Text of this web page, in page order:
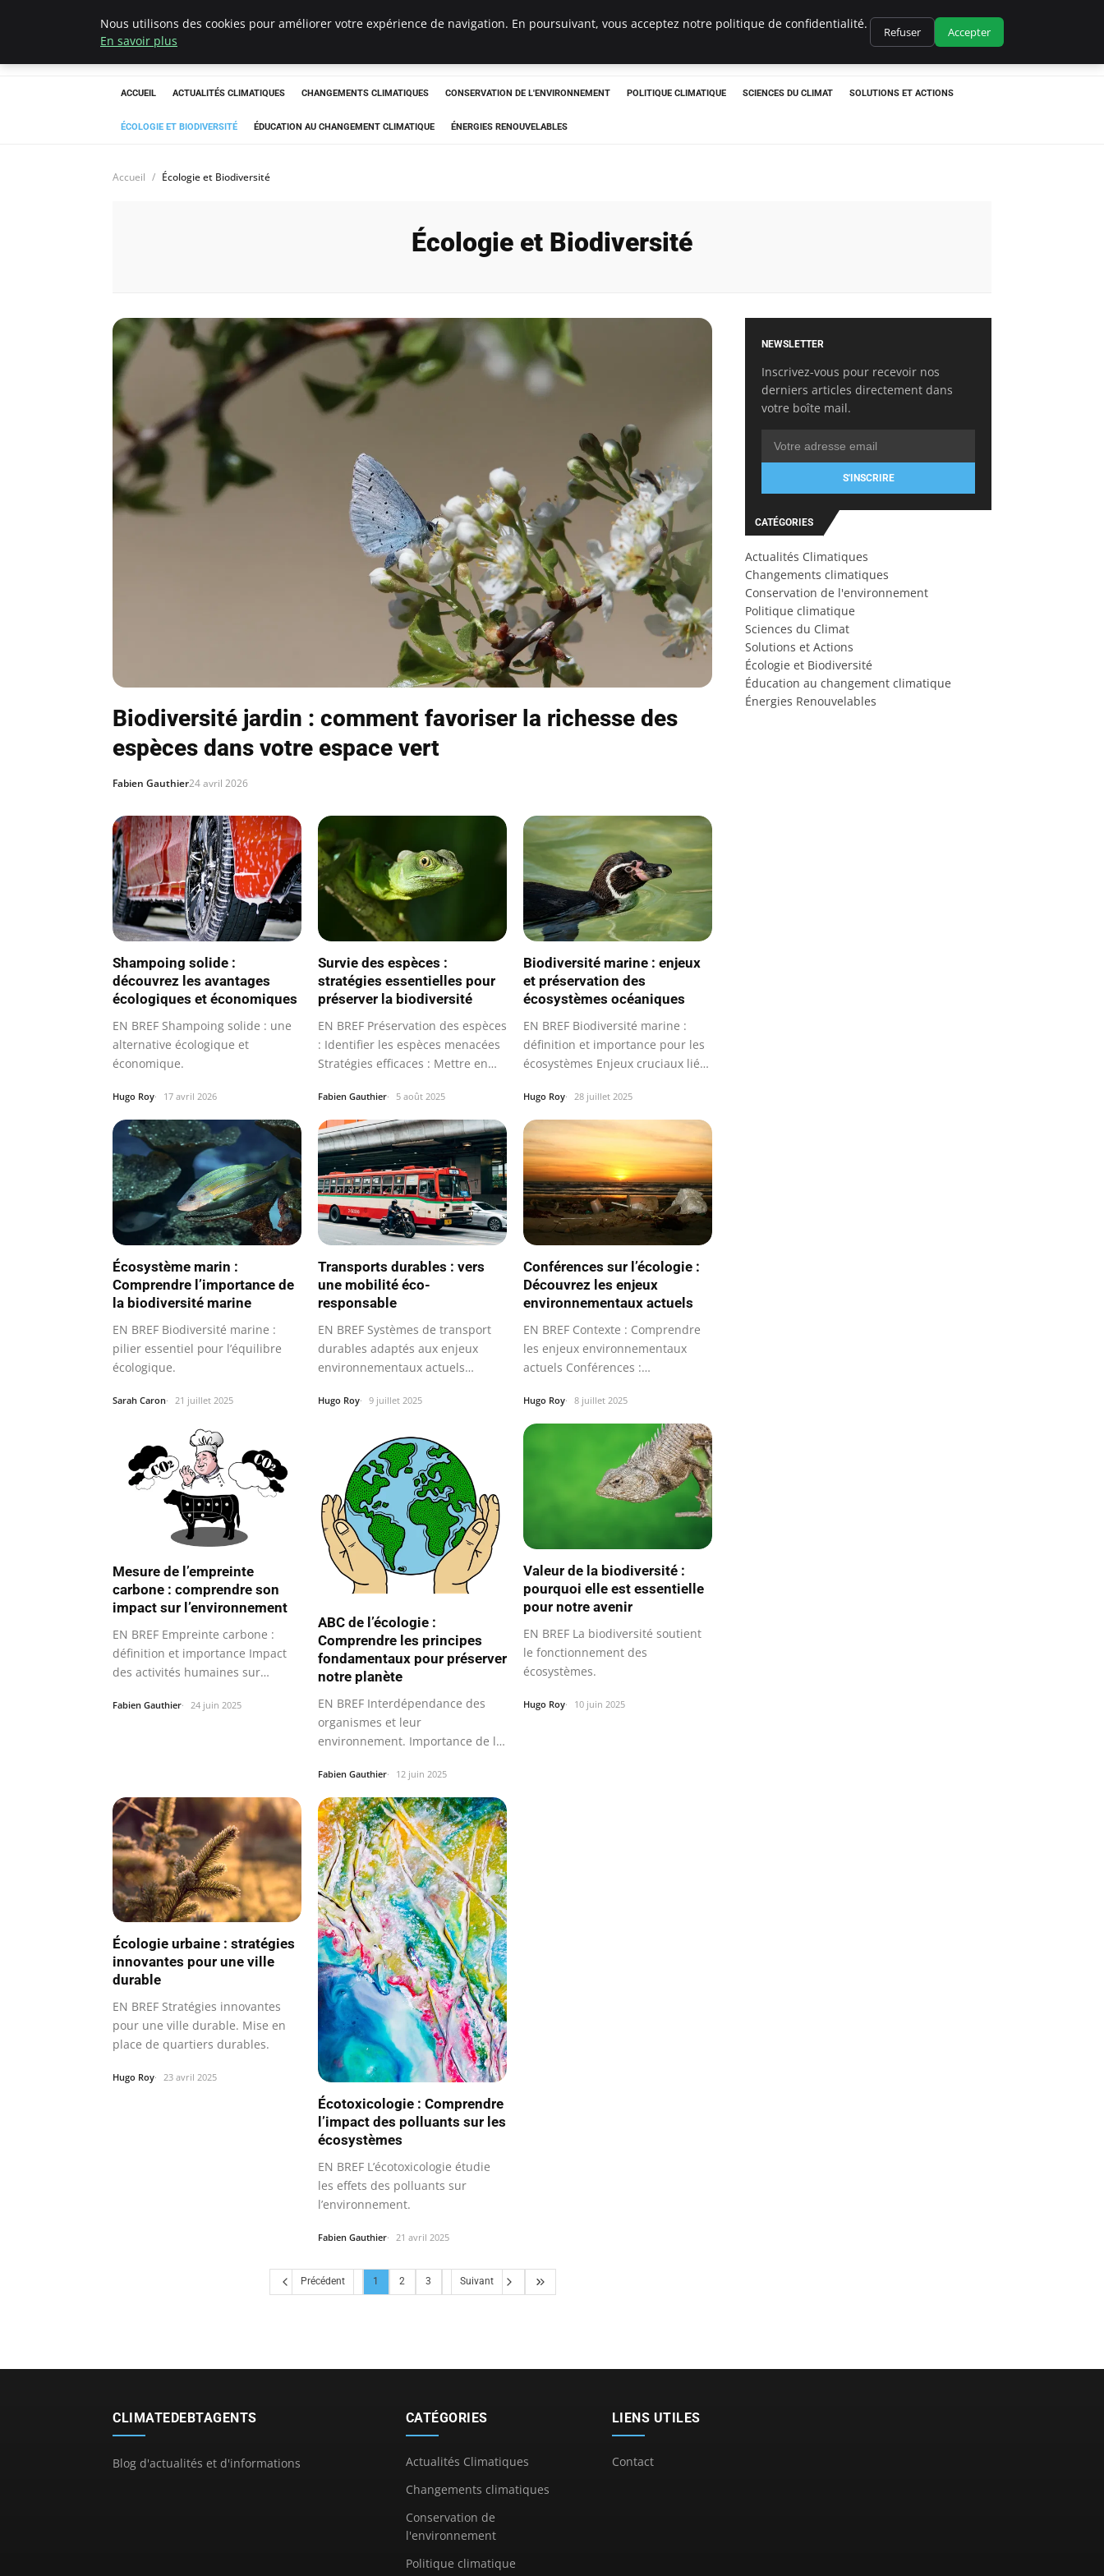
Climatedebtagents
ACCUEIL ACTUALITÉS CLIMATIQUES CHANGEMENTS CLIMATIQUES CONSERVATION DE L'ENVIRONNEMENT POLITIQUE CLIMATIQUE SCIENCES DU CLIMAT SOLUTIONS ET ACTIONS
ÉCOLOGIE ET BIODIVERSITÉ ÉDUCATION AU CHANGEMENT CLIMATIQUE ÉNERGIES RENOUVELABLES
Accueil Écologie et Biodiversité
Écologie et Biodiversité
Biodiversité jardin : comment favoriser la richesse des
espèces dans votre espace vert
Fabien Gauthier24 avril 2026
Shampoing solide :
découvrez les avantages
écologiques et économiques
EN BREF Shampoing solide : une
alternative écologique et
économique.
Hugo Roy 17 avril 2026
Survie des espèces :
stratégies essentielles pour
préserver la biodiversité
EN BREF Préservation des espèces
: Identifier les espèces menacées
Stratégies efficaces : Mettre en…
Fabien Gauthier 5 août 2025
Biodiversité marine : enjeux
et préservation des
écosystèmes océaniques
EN BREF Biodiversité marine :
définition et importance pour les
écosystèmes Enjeux cruciaux liés
Hugo Roy 28 juillet 2025
Écosystème marin :
Comprendre l’importance de
la biodiversité marine
EN BREF Biodiversité marine :
pilier essentiel pour l’équilibre
écologique.
Sarah Caron 21 juillet 2025
Transports durables : vers
une mobilité éco-
responsable
EN BREF Systèmes de transport
durables adaptés aux enjeux
environnementaux actuels
Hugo Roy 9 juillet 2025
Conférences sur l’écologie :
Découvrez les enjeux
environnementaux actuels
EN BREF Contexte : Comprendre
les enjeux environnementaux
actuels Conférences :
Hugo Roy 8 juillet 2025
Mesure de l’empreinte
carbone : comprendre son
impact sur l’environnement
EN BREF Empreinte carbone :
définition et importance Impact
des activités humaines sur…
Fabien Gauthier 24 juin 2025
ABC de l’écologie :
Comprendre les principes
fondamentaux pour préserver
notre planète
EN BREF Interdépendance des
organismes et leur
environnement. Importance de la
Fabien Gauthier 12 juin 2025
Valeur de la biodiversité :
pourquoi elle est essentielle
pour notre avenir
EN BREF La biodiversité soutient
le fonctionnement des
écosystèmes.
Hugo Roy 10 juin 2025
Écologie urbaine : stratégies
innovantes pour une ville
durable
EN BREF Stratégies innovantes
pour une ville durable. Mise en
place de quartiers durables.
Hugo Roy 23 avril 2025
Écotoxicologie : Comprendre
l’impact des polluants sur les
écosystèmes
EN BREF L’écotoxicologie étudie
les effets des polluants sur
l’environnement.
Fabien Gauthier 21 avril 2025
Précédent 1 2 3 Suivant
NEWSLETTER
Inscrivez-vous pour recevoir nos
derniers articles directement dans
votre boîte mail.
S'INSCRIRE
CATÉGORIES
Actualités Climatiques
Changements climatiques
Conservation de l'environnement
Politique climatique
Sciences du Climat
Solutions et Actions
Écologie et Biodiversité
Éducation au changement climatique
Énergies Renouvelables
CLIMATEDEBTAGENTS
Blog d'actualités et d'informations
CATÉGORIES
Actualités Climatiques
Changements climatiques
Conservation de
l'environnement
Politique climatique
LIENS UTILES
Contact
Nous utilisons des cookies pour améliorer votre expérience de navigation. En poursuivant, vous acceptez notre politique de confidentialité.
En savoir plus
Refuser Accepter